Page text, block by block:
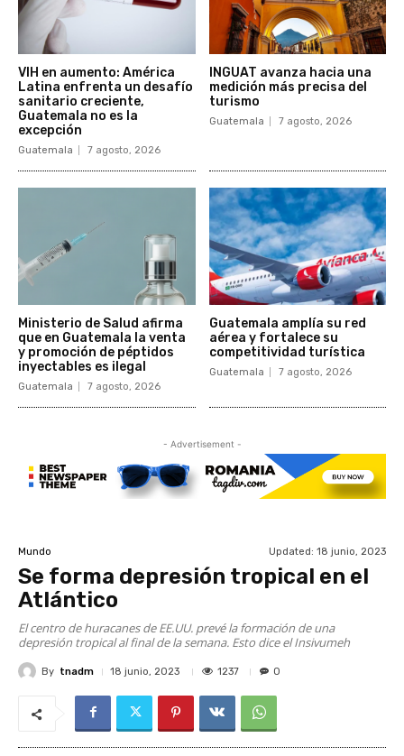
VIH en aumento: América
Latina enfrenta un desafío
sanitario creciente,
Guatemala no es la
excepción
Guatemala 7 agosto, 2026
INGUAT avanza hacia una
medición más precisa del
turismo
Guatemala 7 agosto, 2026
Ministerio de Salud afirma
que en Guatemala la venta
y promoción de péptidos
inyectables es ilegal
Guatemala 7 agosto, 2026
Guatemala amplía su red
aérea y fortalece su
competitividad turística
Guatemala 7 agosto, 2026
- Advertisement -